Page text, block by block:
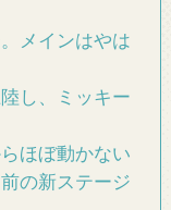
メインはやは
し、ミッキー
ほぼ動かない
の新ステージ